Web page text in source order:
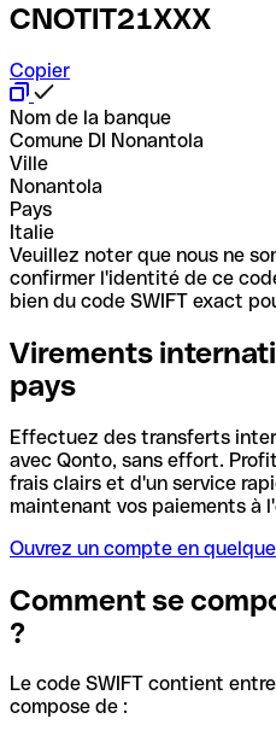
CNOTIT21XXX
Copier
Nom de la banque
Comune DI Nonantola
Ville
Nonantola
Pays
Italie
Veuillez noter que nous ne
confirmer l'identité de ce
bien du code SWIFT exact
Virements
pays
Effectuez des transferts
avec Qonto, sans effort.
frais clairs et d'un service
maintenant vos paiements à
Ouvrez un compte en
Comment se
?
Le code SWIFT contient
compose de :